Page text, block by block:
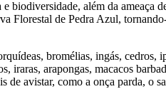
além da ameaça
Florestal de Pedra Azul,
bromélias, ingás, cedros,
iraras, arapongas, macacos
de avistar, como a onça parda, o